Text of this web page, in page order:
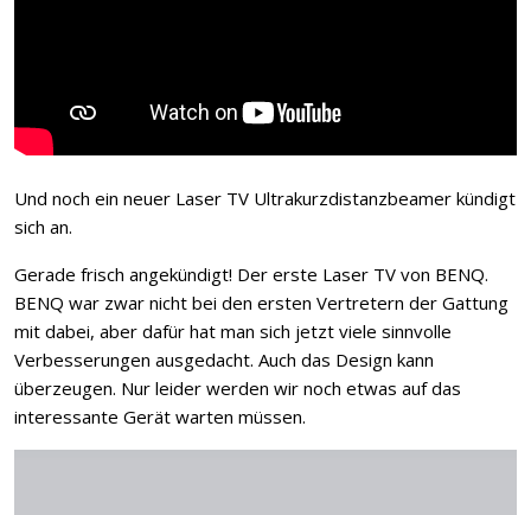
Und noch ein neuer Laser TV Ultrakurzdistanzbeamer kündigt
sich an.
Gerade frisch angekündigt! Der erste Laser TV von BENQ.
BENQ war zwar nicht bei den ersten Vertretern der Gattung
mit dabei, aber dafür hat man sich jetzt viele sinnvolle
Verbesserungen ausgedacht. Auch das Design kann
überzeugen. Nur leider werden wir noch etwas auf das
interessante Gerät warten müssen.